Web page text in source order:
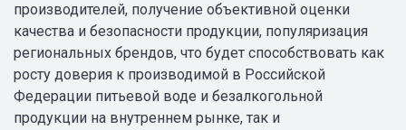
производителей, получение объективной оценки
качества и безопасности продукции, популяризация
региональных брендов, что будет способствовать как
росту доверия к производимой в Российской
Федерации питьевой воде и безалкогольной
продукции на внутреннем рынке, так и